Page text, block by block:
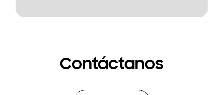
Contáctanos